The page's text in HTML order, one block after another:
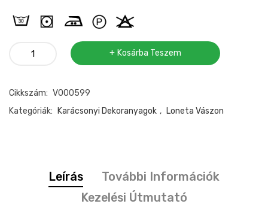
Bordűrös
vászon
mennyiség
Kosárba Teszem
Cikkszám: V000599
Kategóriák:
Karácsonyi Dekoranyagok , Loneta Vászon
Leírás
További Információk
Kezelési Útmutató